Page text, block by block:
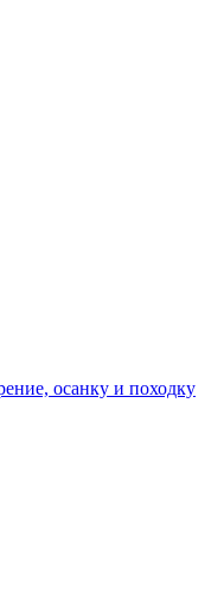
осанку и походку